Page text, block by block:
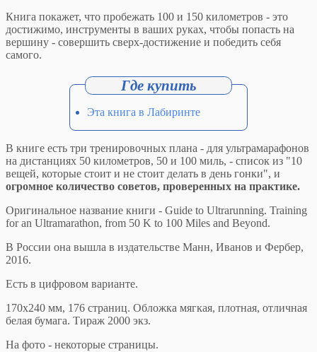
Книга покажет, что пробежать 100 и 150 километров - это
достижимо, инструменты в ваших руках, чтобы попасть на
вершину - совершить сверх-достижение и победить себя
самого.
Эта книга в Лабиринте
В книге есть три тренировочных плана - для ультрамарафонов
на дистанциях 50 километров, 50 и 100 миль, - список из "10
вещей, которые стоит и не стоит делать в день гонки", и
огромное количество советов, проверенных на практике.
Оригинальное название книги - Guide to Ultrarunning. Training
for an Ultramarathon, from 50 K to 100 Miles and Beyond.
В России она вышла в издательстве Манн, Иванов и Фербер,
2016.
Есть в цифровом варианте.
170x240 мм, 176 страниц. Обложка мягкая, плотная, отличная
белая бумага. Тираж 2000 экз.
На фото - некоторые страницы.